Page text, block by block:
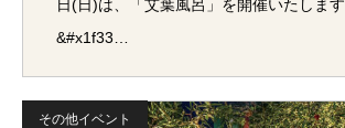
日(日)は、「艾葉風呂」を開催いたします
&#x1f33…
その他イベント